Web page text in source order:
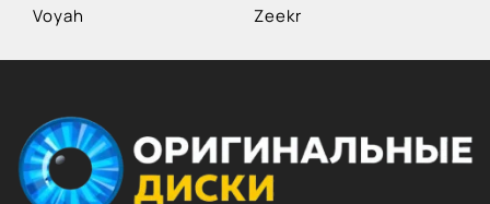
Voyah
Zeekr